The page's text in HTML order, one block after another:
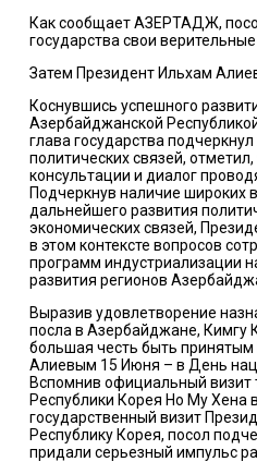
Как сообщает АЗЕРТАДЖ,
государства свои
Затем Президент Ильхам
Коснувшись успешного
Азербайджанской
глава государства
политических связей,
консультации и диалог
Подчеркнув наличие широких
дальнейшего развития
экономических связей,
в этом контексте вопросов
программ индустриализации
развития регионов
Выразив удовлетворение
посла в Азербайджане, Кимгу
большая честь быть
Алиевым 15 Июня – в День
Вспомнив официальный визит
Республики Корея Но Му Хена
государственный визит
Республику Корея, посол
придали серьезный импульс